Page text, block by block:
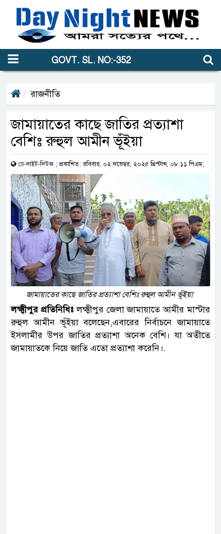
GOVT. SL. NO:-352
রাজনীতি
জামায়াতের কাছে জাতির প্রত্যাশা
বেশিঃ রুহুল আমীন ভূঁইয়া
ডে-নাইট-নিউজ ; প্রকাশিত: রবিবার, ০২ নভেম্বর, ২০২৫ খ্রিস্টাব্দ, ০৮:১১ পিএম;
জামায়াতের কাছে জাতির প্রত্যাশা বেশিঃ রুহুল আমীন ভূঁইয়া
‎লক্ষ্মীপুর প্রতিনিধিঃলক্ষ্মীপুর জেলা জামায়াতে আমীর মাস্টার
রুহুল আমীন ভূঁইয়া বলেছেন,এবারের নির্বাচনে জামায়াতে
ইসলামীর উপর জাতির প্রত্যাশা অনেক বেশি। যা অতীতে
জামায়াতকে নিয়ে জাতি এতো প্রত্যাশা করেনি।.